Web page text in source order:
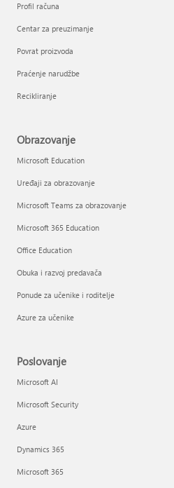
Profil računa
Centar za preuzimanje
Povrat proizvoda
Praćenje narudžbe
Recikliranje
Obrazovanje
Microsoft Education
Uređaji za obrazovanje
Microsoft Teams za obrazovanje
Microsoft 365 Education
Office Education
Obuka i razvoj predavača
Ponude za učenike i roditelje
Azure za učenike
Poslovanje
Microsoft AI
Microsoft Security
Azure
Dynamics 365
Microsoft 365